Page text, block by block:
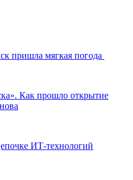
пришла мягкая погода
Как прошло открытие
ИТ-технологий